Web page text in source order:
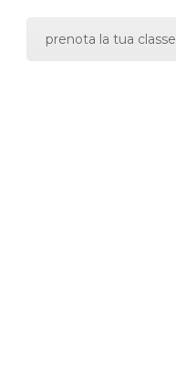
prenota la tua classe